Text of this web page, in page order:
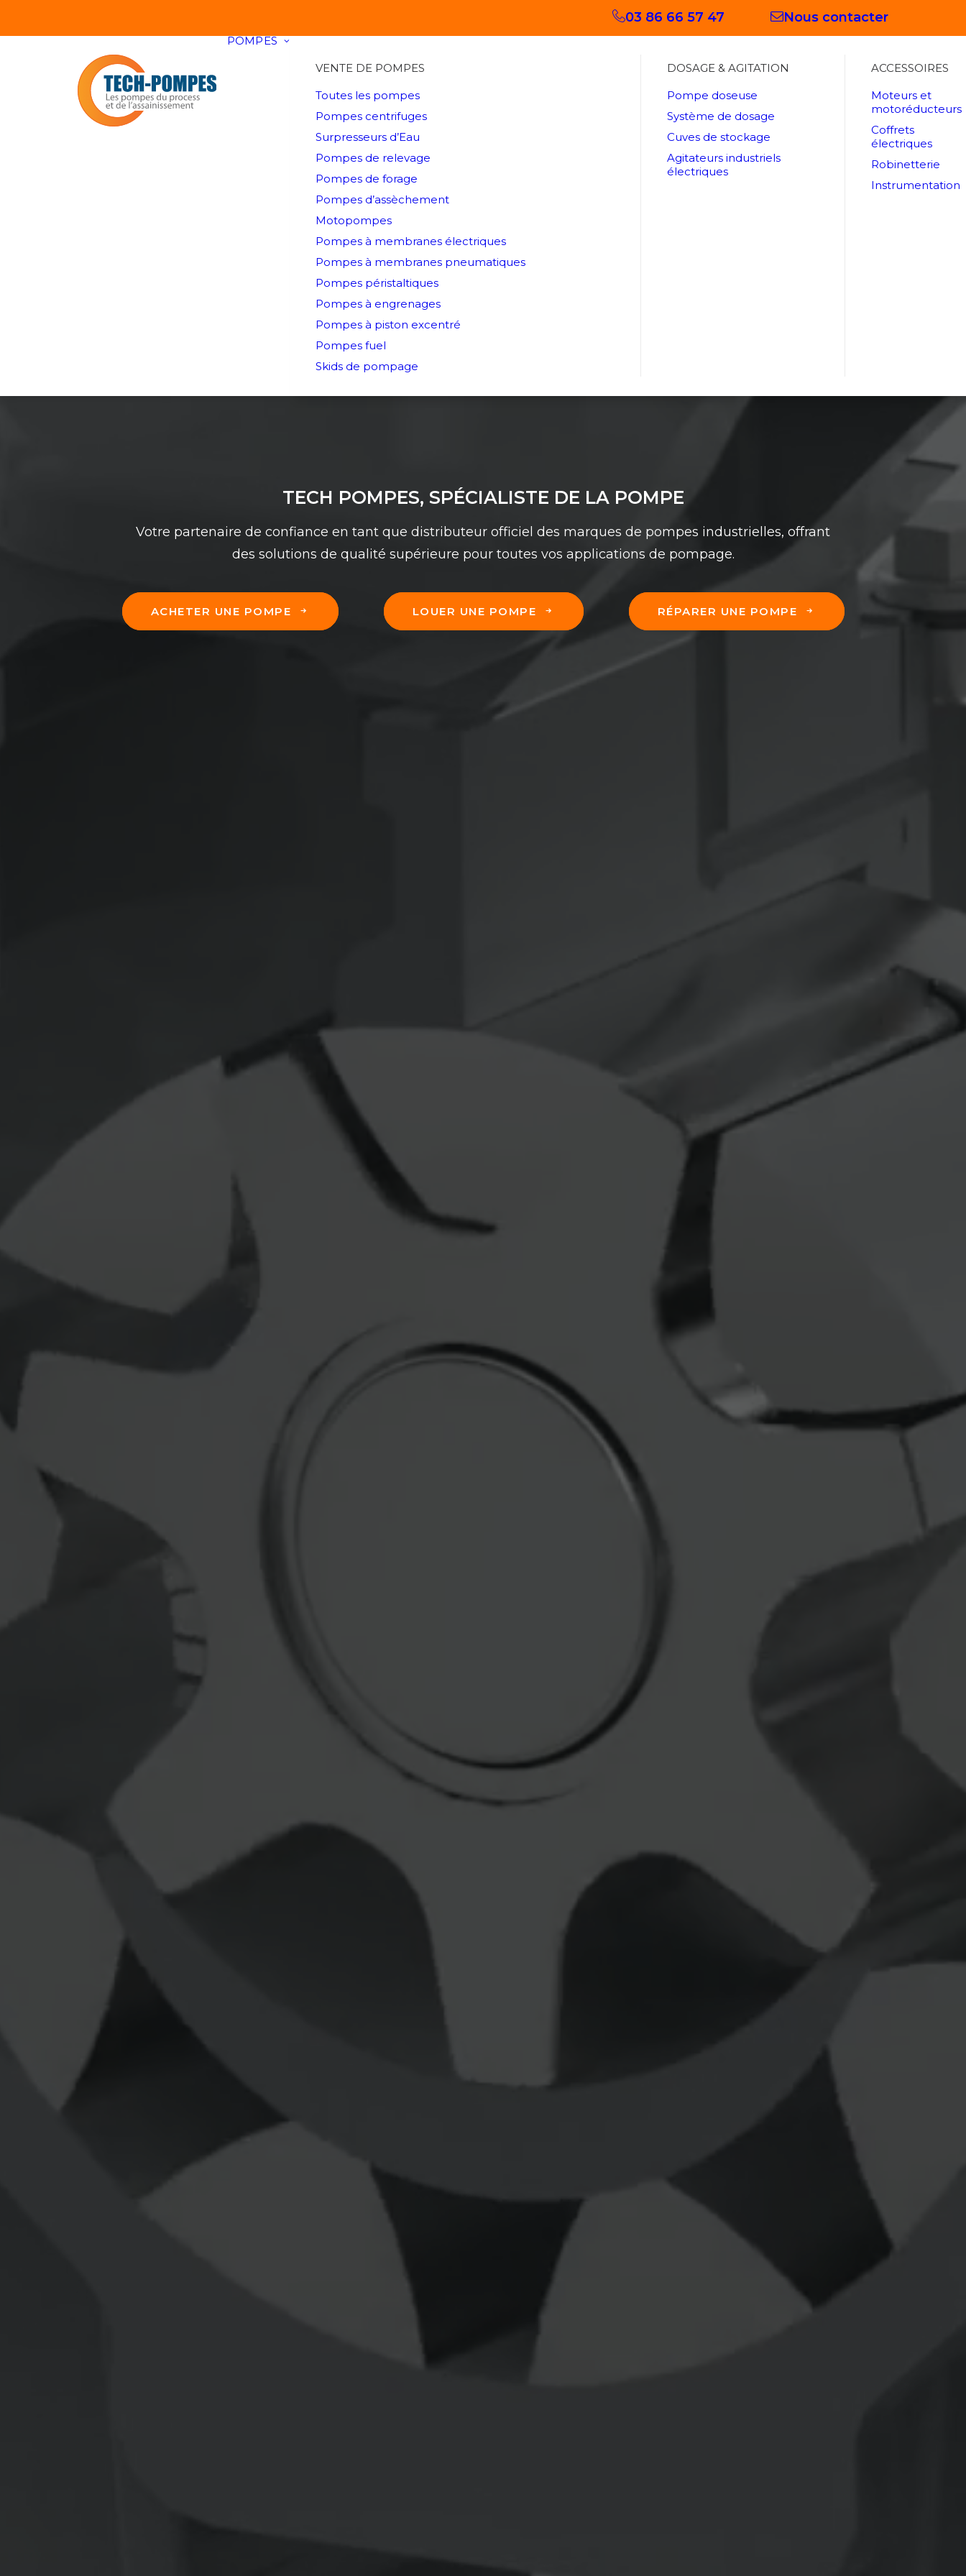
03 86 66 57 47 Nous contacter
POMPES
VENTE DE POMPES
Toutes les pompes
Pompes centrifuges
Surpresseurs d’Eau
Pompes de relevage
Pompes de forage
Pompes d’assèchement
Motopompes
Pompes à membranes électriques
Pompes à membranes pneumatiques
Pompes péristaltiques
Pompes à engrenages
Pompes à piston excentré
Pompes fuel
Skids de pompage
DOSAGE & AGITATION
Pompe doseuse
Système de dosage
Cuves de stockage
Agitateurs industriels
électriques
ACCESSOIRES
Moteurs et
motoréducteurs
Coffrets
électriques
Robinetterie
Instrumentation
TECH POMPES, SPÉCIALISTE DE LA POMPE
Votre partenaire de confiance en tant que distributeur officiel des marques de pompes industrielles, offrant
des solutions de qualité supérieure pour toutes vos applications de pompage.
ACHETER UNE POMPE LOUER UNE POMPE RÉPARER UNE POMPE